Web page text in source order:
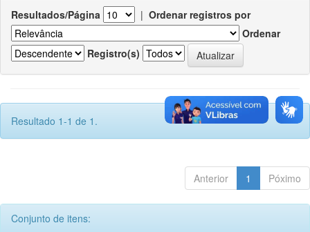
Resultados/Página | Ordenar registros por
Ordenar
Registro(s)
Resultado 1-1 de 1.
Anterior 1 Póximo
Conjunto de itens: